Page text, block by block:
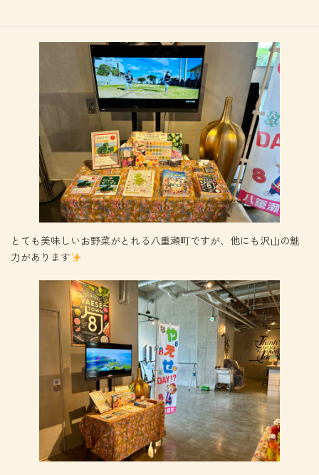
とても美味しいお野菜がとれる八重瀬町ですが、他にも沢山の魅
力があります